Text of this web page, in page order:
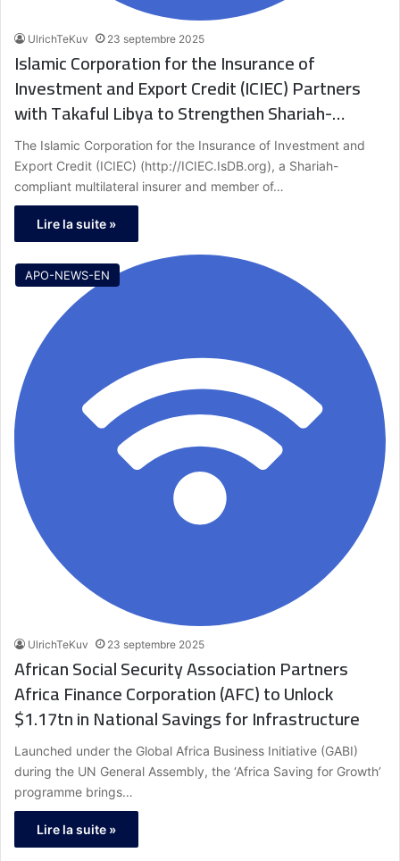
UlrichTeKuv 23 septembre 2025
Islamic Corporation for the Insurance of
Investment and Export Credit (ICIEC) Partners
with Takaful Libya to Strengthen Shariah-
Compliant Export Credit Insurance in Libya
The Islamic Corporation for the Insurance of Investment and
Export Credit (ICIEC) (http://ICIEC.IsDB.org), a Shariah-
compliant multilateral insurer and member of…
Lire la suite »
APO-NEWS-EN
UlrichTeKuv 23 septembre 2025
African Social Security Association Partners
Africa Finance Corporation (AFC) to Unlock
$1.17tn in National Savings for Infrastructure
Launched under the Global Africa Business Initiative (GABI)
during the UN General Assembly, the ‘Africa Saving for Growth’
programme brings…
Lire la suite »